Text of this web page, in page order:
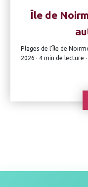
Île de
Plages de l’Île de
2026 · 4 min de lecture